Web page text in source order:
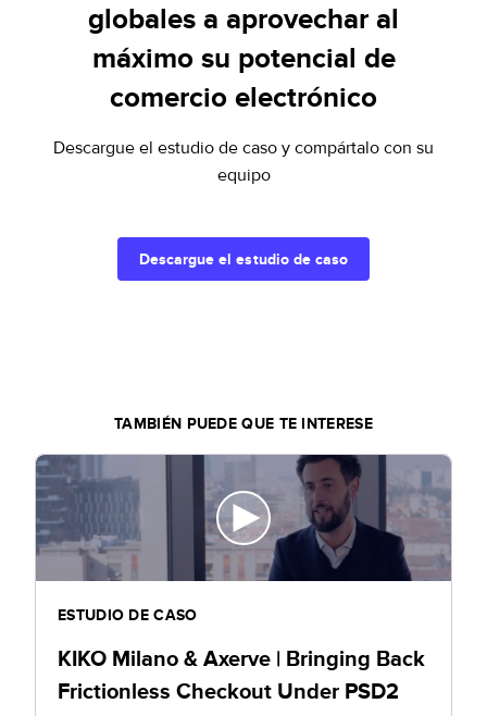
globales a aprovechar al
máximo su potencial de
comercio electrónico
Descargue el estudio de caso y compártalo con su
equipo
Descargue el estudio de caso
TAMBIÉN PUEDE QUE TE INTERESE
ESTUDIO DE CASO
KIKO Milano & Axerve | Bringing Back
Frictionless Checkout Under PSD2